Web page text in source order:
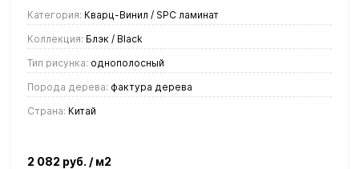
Категория: Кварц-Винил / SPC ламинат
Коллекция: Блэк / Black
Тип рисунка: однополосный
Порода дерева: фактура дерева
Страна: Китай
2 082 руб. / м2